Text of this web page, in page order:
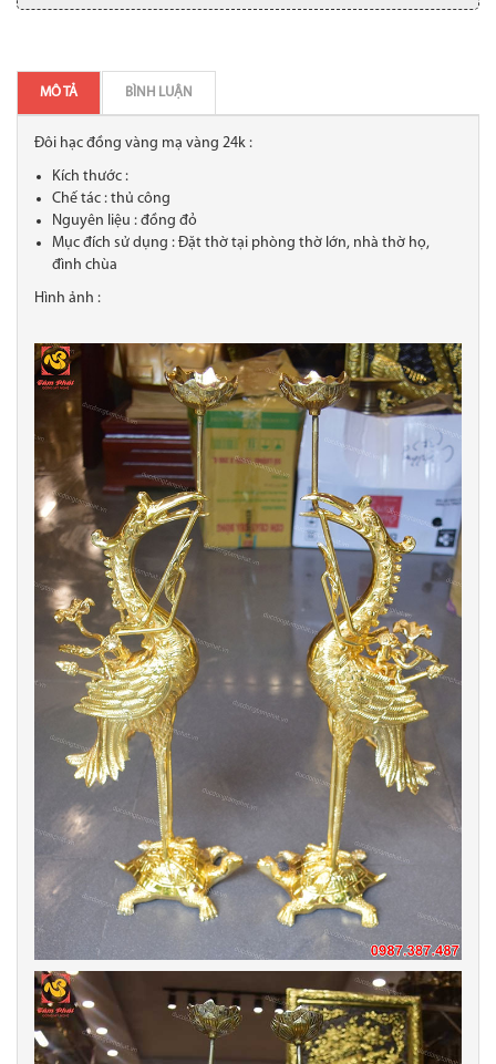
MÔ TẢ BÌNH LUẬN
Đôi hạc đồng vàng mạ vàng 24k :
Kích thước :
Chế tác : thủ công
Nguyên liệu : đồng đỏ
Mục đích sử dụng : Đặt thờ tại phòng thờ lớn, nhà thờ họ,
đình chùa
Hình ảnh :